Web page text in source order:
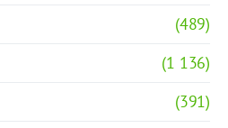
(489)
(1 136)
(391)